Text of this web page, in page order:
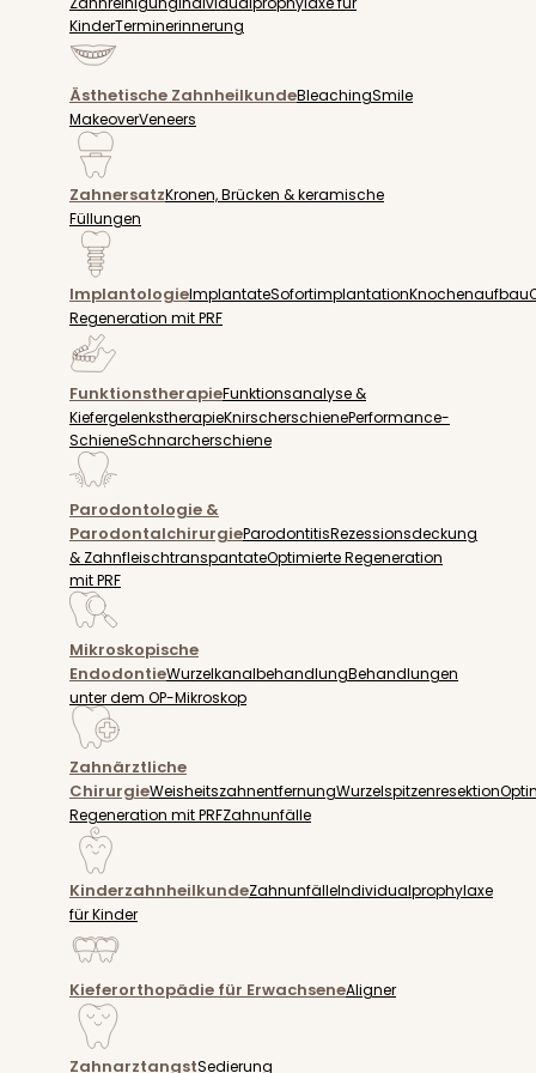
KinderTerminerinnerung
Ästhetische ZahnheilkundeBleachingSmile
MakeoverVeneers
ZahnersatzKronen, Brücken & keramische
Füllungen
ImplantologieImplantateSofortimplantationKnochenaufbau
Regeneration mit PRF
FunktionstherapieFunktionsanalyse &
KiefergelenkstherapieKnirscherschienePerformance-
SchieneSchnarcherschiene
Parodontologie &
ParodontalchirurgieParodontitisRezessionsdeckung
& ZahnfleischtranspantateOptimierte Regeneration
mit PRF
Mikroskopische
EndodontieWurzelkanalbehandlungBehandlungen
unter dem OP-Mikroskop
Zahnärztliche
ChirurgieWeisheitszahnentfernungWurzelspitzenresektion
Regeneration mit PRFZahnunfälle
KinderzahnheilkundeZahnunfälleIndividualprophylaxe
für Kinder
Kieferorthopädie für ErwachseneAligner
ZahnarztangstSedierung